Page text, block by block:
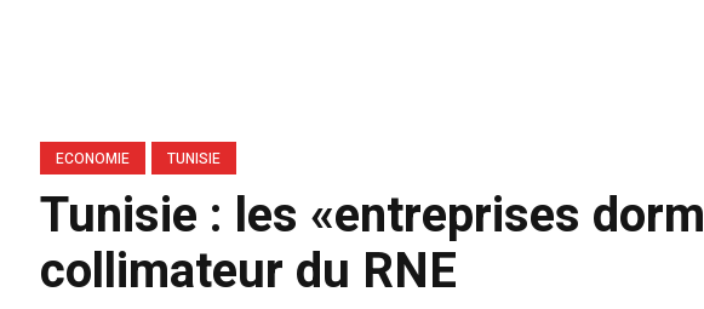
ECONOMIE TUNISIE
Tunisie : les «entreprises
collimateur du RNE